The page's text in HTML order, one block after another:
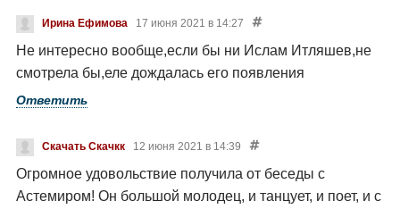
Ирина Ефимова 17 июня 2021 в 14:27
Не интересно вообще,если бы ни Ислам Итляшев,не
смотрела бы,еле дождалась его появления
Ответить
Скачать Скачкк 12 июня 2021 в 14:39
Огромное удовольствие получила от беседы с
Астемиром! Он большой молодец, и танцует, и поет, и с